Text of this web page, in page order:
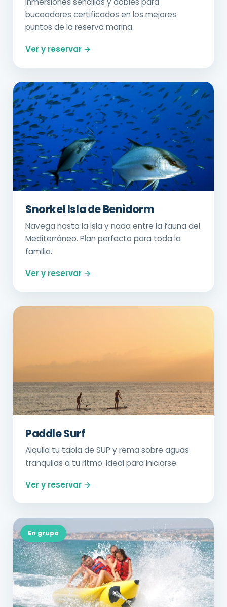
buceadores certificados en los mejores
puntos de la reserva marina.
Ver y reservar →
Snorkel Isla de Benidorm
Navega hasta la Isla y nada entre la fauna del
Mediterráneo. Plan perfecto para toda la
familia.
Ver y reservar →
Paddle Surf
Alquila tu tabla de SUP y rema sobre aguas
tranquilas a tu ritmo. Ideal para iniciarse.
Ver y reservar →
En grupo